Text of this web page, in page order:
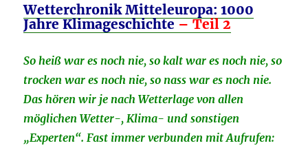
Wetterchronik Mitteleuropa: 1000
Jahre Klimageschichte–Teil 2
So heiß war es noch nie, so kalt war es noch nie, so
trocken war es noch nie, so nass war es noch nie.
Das hören wir je nach Wetterlage von allen
möglichen Wetter-, Klima- und sonstigen
„Experten“. Fast immer verbunden mit Aufrufen: